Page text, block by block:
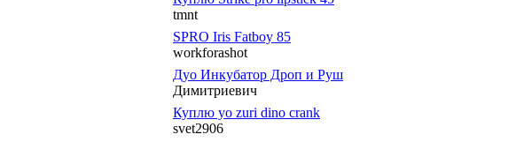
tmnt
SPRO Iris Fatboy 85
workforashot
Дуо Инкубатор Дроп и Руш
Димитриевич
Куплю yo zuri dino crank
svet2906